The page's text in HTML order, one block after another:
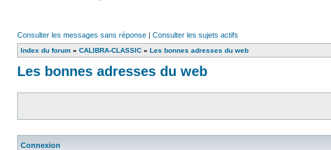
Consulter les messages sans réponse | Consulter les sujets actifs
Index du forum » CALIBRA-CLASSIC » Les bonnes adresses du web
Les bonnes adresses du web
Connexion